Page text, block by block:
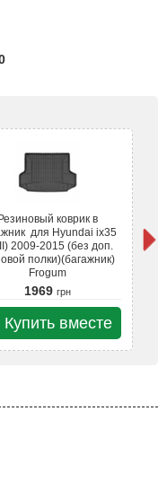
Резиновый коврик в
для Hyundai ix35
2009-2015 (без доп.
полки)(багажник)
Frogum
1969 грн
Купить вместе